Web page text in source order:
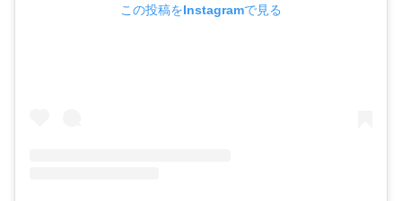
この投稿をInstagramで見る